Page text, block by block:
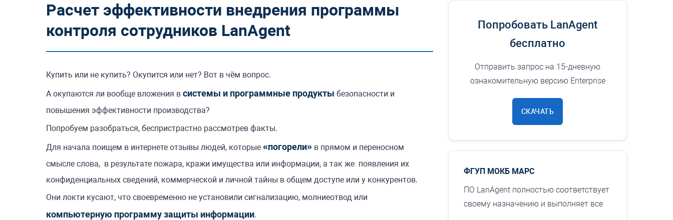
Расчет эффективности внедрения программы
контроля сотрудников LanAgent
Купить или не купить? Окупится или нет? Вот в чём вопрос.
А окупаются ли вообще вложения в системы и программные продукты безопасности и
повышения эффективности производства?
Попробуем разобраться, беспристрастно рассмотрев факты.
Для начала поищем в интернете отзывы людей, которые «погорели» в прямом и переносном
смысле слова, в результате пожара, кражи имущества или информации, а так же появления их
конфиденциальных сведений, коммерческой и личной тайны в общем доступе или у конкурентов.
Они локти кусают, что своевременно не установили сигнализацию, молниеотвод или
компьютерную программу защиты информации.
Попробовать LanAgent
бесплатно
Отправить запрос на 15-дневную
ознакомительную версию Enterprise
СКАЧАТЬ
ФГУП МОКБ МАРС
ПО LanAgent полностью соответствует
своему назначению и выполняет все